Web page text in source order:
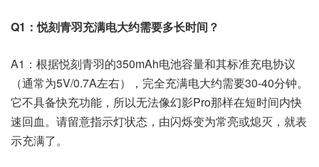
Q1：悦刻青羽充满电大约需要多长时间？
A1：根据悦刻青羽的350mAh电池容量和其标准充电协议
（通常为5V/0.7A左右），完全充满电大约需要30-40分钟。
它不具备快充功能，所以无法像幻影Pro那样在短时间内快
速回血。请留意指示灯状态，由闪烁变为常亮或熄灭，就表
示充满了。